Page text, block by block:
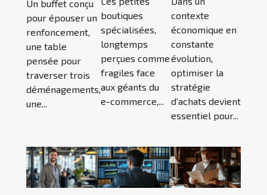
Un buffet conçu
pour épouser un
renfoncement,
une table
pensée pour
traverser trois
déménagements,
une...
boutiques
spécialisées,
longtemps
perçues comme
fragiles face
aux géants du
e-commerce,...
contexte
économique en
constante
évolution,
optimiser la
stratégie
d’achats devient
essentiel pour...